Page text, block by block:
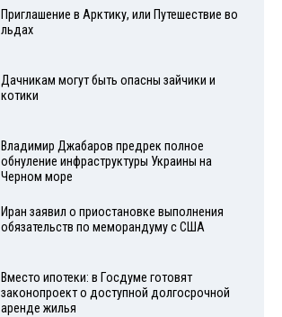
Приглашение в Арктику, или Путешествие во
льдах
Дачникам могут быть опасны зайчики и
котики
Владимир Джабаров предрек полное
обнуление инфраструктуры Украины на
Черном море
Иран заявил о приостановке выполнения
обязательств по меморандуму с США
Вместо ипотеки: в Госдуме готовят
законопроект о доступной долгосрочной
аренде жилья